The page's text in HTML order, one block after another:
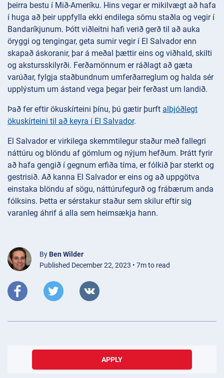
þeirra bestu í Mið-Ameríku. Hins vegar er mikilvægt að hafa
í huga að þeir uppfylla ekki endilega sömu staðla og vegir í
Bandaríkjunum. Þótt viðleitni hafi verið gerð til að auka
öryggi og tengingar, geta sumir vegir í El Salvador enn
skapað áskoranir, þar á meðal þættir eins og viðhald, skilti
og akstursskilyrði. Ferðamönnum er ráðlagt að gæta
varúðar, fylgja staðbundnum umferðarreglum og halda sér
upplýstum um ástand vega þegar þeir ferðast um landið.
Það fer eftir ökuskírteini þínu, þú gætir þurft alþjóðlegt
ökuskírteini til að keyra í El Salvador.
El Salvador er virkilega skemmtilegur staður með fallegri
náttúru og blöndu af gömlum og nýjum hefðum. Þrátt fyrir
að hafa gengið í gegnum erfiða tíma, er fólkið þar sterkt og
gestrisið. Að kanna El Salvador er eins og að uppgötva
einstaka blöndu af sögu, náttúrufegurð og frábærum anda
fólksins. Þetta er sérstakur staður sem skilur eftir sig
varanleg áhrif á alla sem heimsækja hann.
By Ben Wilder
Published December 22, 2023 • 7m to read
APPLY